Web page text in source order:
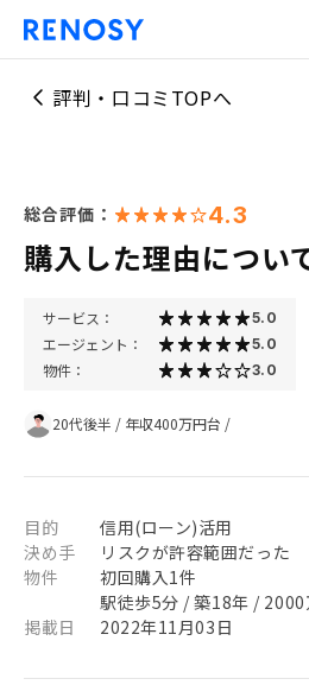
評判・口コミTOPへ
総合評価： 4.3
購入した理由につい
サービス： 5.0
エージェント： 5.0
物件： 3.0
20代後半 / 年収400万円台 /
目的
信用(ローン)活用
決め手
リスクが許容範囲だった
物件
初回購入1件
駅徒歩5分 / 築18年 / 2000
掲載日
2022年11月03日